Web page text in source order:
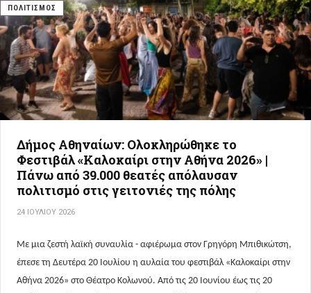
ΠΟΛΙΤΙΣΜΌΣ
Δήμος Αθηναίων: Ολοκληρώθηκε το
Φεστιβάλ «Καλοκαίρι στην Αθήνα 2026» |
Πάνω από 39.000 θεατές απόλαυσαν
πολιτισμό στις γειτονιές της πόλης
24 ΙΟΥΛΊΟΥ 2026
Με μια ζεστή λαϊκή συναυλία - αφιέρωμα στον Γρηγόρη Μπιθικώτση,
έπεσε τη Δευτέρα 20 Ιουλίου η αυλαία του φεστιβάλ «Καλοκαίρι στην
Αθήνα 2026» στο Θέατρο Κολωνού. Από τις 20 Ιουνίου έως τις 20